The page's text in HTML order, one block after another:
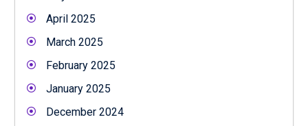
April 2025
March 2025
February 2025
January 2025
December 2024